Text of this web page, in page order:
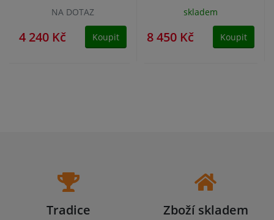
NA DOTAZ
4 240 Kč Koupit
skladem
8 450 Kč Koupit
Tradice Zboží skladem